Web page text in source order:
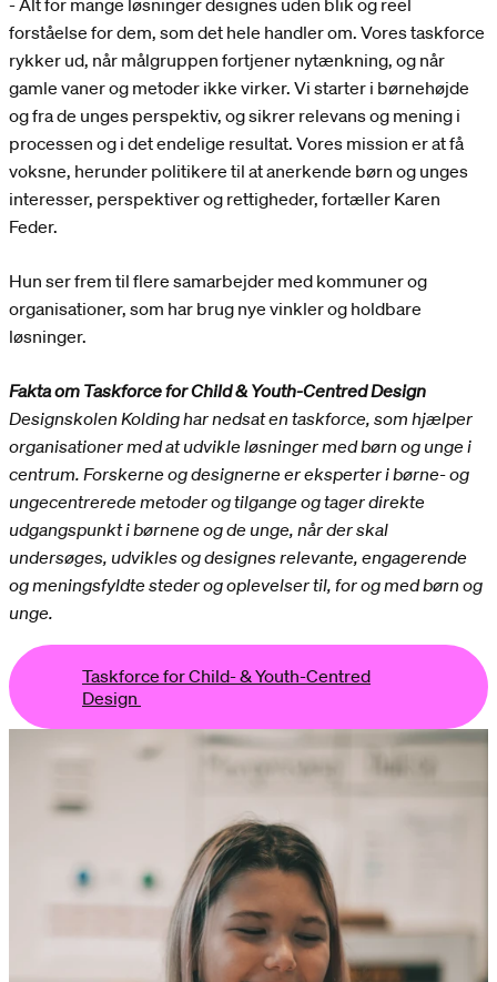
forståelse for dem, som det hele handler om. Vores taskforce
rykker ud, når målgruppen fortjener nytænkning, og når
gamle vaner og metoder ikke virker. Vi starter i børnehøjde
og fra de unges perspektiv, og sikrer relevans og mening i
processen og i det endelige resultat. Vores mission er at få
voksne, herunder politikere til at anerkende børn og unges
interesser, perspektiver og rettigheder, fortæller Karen
Feder.
Hun ser frem til flere samarbejder med kommuner og
organisationer, som har brug nye vinkler og holdbare
løsninger.
Faktaom Taskforce for Child & Youth-Centred Design
Designskolen Kolding har nedsat en taskforce, som hjælper
organisationer med at udvikle løsninger med børn og unge i
centrum. Forskerne og designerne er eksperter i børne- og
ungecentrerede metoder og tilgange og tager direkte
udgangspunkt i børnene og de unge, når der skal
undersøges, udvikles og designes relevante, engagerende
og meningsfyldte steder og oplevelser til, for og med børn og
unge.
Taskforce for Child- & Youth-Centred
Design
for Child- & Youth-Centred Design Taskforce for